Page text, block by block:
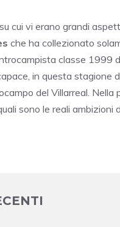
cui vi erano grandi
che ha collezionato
classe 1999
in questa stagione
del Villarreal. Nella
sono le reali ambizioni